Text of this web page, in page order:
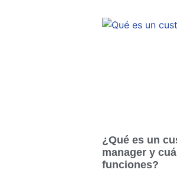
¿Qué es un
manager y
funciones?